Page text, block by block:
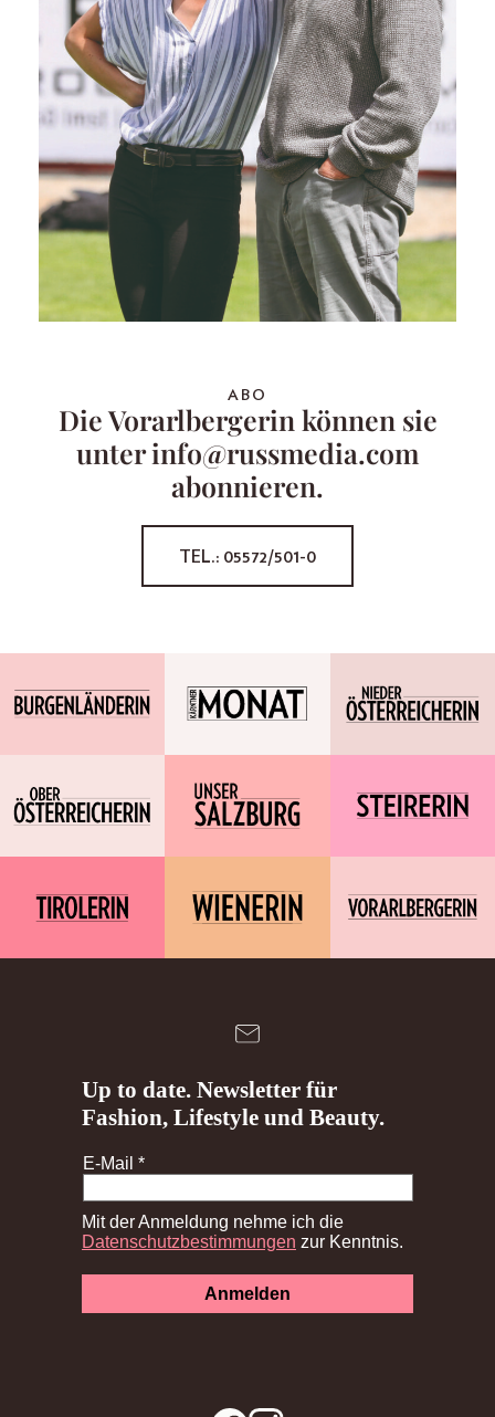
ABO
Die Vorarlbergerin können sie
unter info@russmedia.com
abonnieren.
TEL.: 05572/501-0